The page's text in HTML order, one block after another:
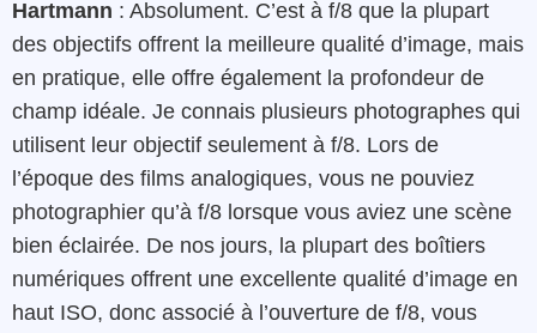
Hartmann : Absolument. C’est à f/8 que la plupart
des objectifs offrent la meilleure qualité d’image, mais
en pratique, elle offre également la profondeur de
champ idéale. Je connais plusieurs photographes qui
utilisent leur objectif seulement à f/8. Lors de
l’époque des films analogiques, vous ne pouviez
photographier qu’à f/8 lorsque vous aviez une scène
bien éclairée. De nos jours, la plupart des boîtiers
numériques offrent une excellente qualité d’image en
haut ISO, donc associé à l’ouverture de f/8, vous